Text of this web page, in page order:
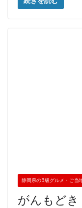
静岡県のB級グルメ・ご当
がんもどき